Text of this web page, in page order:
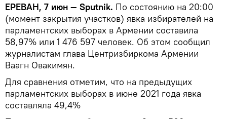
ЕРЕВАН, 7 июн — Sputnik. По состоянию на 20:00
(момент закрытия участков) явка избирателей на
парламентских выборах в Армении составила
58,97% или 1 476 597 человек. Об этом сообщил
журналистам глава Центризбиркома Армении
Ваагн Овакимян.
Для сравнения отметим, что на предыдущих
парламентских выборах в июне 2021 года явка
составляла 49,4%